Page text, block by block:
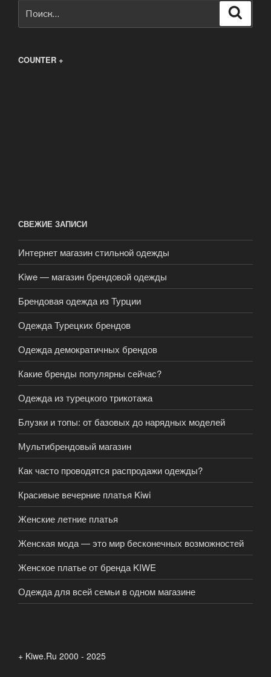
COUNTER +
СВЕЖИЕ ЗАПИСИ
Интернет магазин стильной одежды
Kiwe — магазин брендовой одежды
Брендовая одежда из Турции
Одежда Турецких брендов
Одежда демократичных брендов
Какие бренды популярны сейчас?
Одежда из турецкого трикотажа
Блузки и топы: от базовых до нарядных моделей
Мультибрендовый магазин
Как часто проводятся распродажи одежды?
Красивые вечерние платья Kiwi
Женские летние платья
Женская мода — это мир бесконечных возможностей
Женское платье от бренда KIWE
Одежда для всей семьи в одном магазине
+ Kiwe.Ru 2000 - 2025